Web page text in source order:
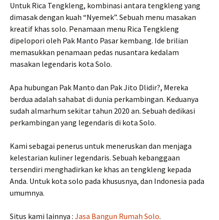
Untuk Rica Tengkleng, kombinasi antara tengkleng yang
dimasak dengan kuah “Nyemek”. Sebuah menu masakan
kreatif khas solo. Penamaan menu Rica Tengkleng
dipelopori oleh Pak Manto Pasar kembang. Ide brilian
memasukkan penamaan pedas nusantara kedalam
masakan legendaris kota Solo.
Apa hubungan Pak Manto dan Pak Jito Dlidir?, Mereka
berdua adalah sahabat di dunia perkambingan. Keduanya
sudah almarhum sekitar tahun 2020 an. Sebuah dedikasi
perkambingan yang legendaris di kota Solo.
Kami sebagai penerus untuk meneruskan dan menjaga
kelestarian kuliner legendaris. Sebuah kebanggaan
tersendiri menghadirkan ke khas an tengkleng kepada
Anda. Untuk kota solo pada khususnya, dan Indonesia pada
umumnya.
Situs kami lainnya : Jasa Bangun Rumah Solo.